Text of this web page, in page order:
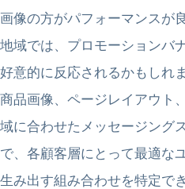
画像の方がパフォーマンスが
地域では、プロモーションバ
好意的に反応されるかもしれ
商品画像、ページレイアウト
域に合わせたメッセージング
で、各顧客層にとって最適な
生み出す組み合わせを特定でき